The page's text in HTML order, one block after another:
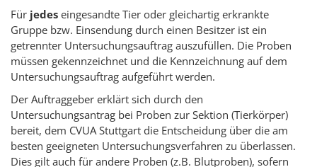
Für jedes eingesandte Tier oder gleichartig erkrankte
Gruppe bzw. Einsendung durch einen Besitzer ist ein
getrennter Untersuchungsauftrag auszufüllen. Die Proben
müssen gekennzeichnet und die Kennzeichnung auf dem
Untersuchungsauftrag aufgeführt werden.
Der Auftraggeber erklärt sich durch den
Untersuchungsantrag bei Proben zur Sektion (Tierkörper)
bereit, dem CVUA Stuttgart die Entscheidung über die am
besten geeigneten Untersuchungsverfahren zu überlassen.
Dies gilt auch für andere Proben (z.B. Blutproben), sofern